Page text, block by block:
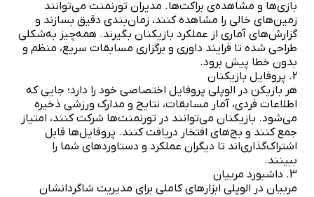
بازی‌ها و مشاهده‌ی براکت‌ها. مدیران تورنمنت می‌توانند
زمین‌های خالی را مشاهده کنند، زمان‌بندی دقیق بسازند و
گزارش‌های آماری از عملکرد بازیکنان بگیرند. همه‌چیز به‌شکلی
طراحی شده تا فرایند داوری و برگزاری مسابقات سریع، منظم و
بدون خطا پیش برود.
2. پروفایل بازیکنان
هر بازیکن در الوپلی پروفایل اختصاصی خود را دارد؛ جایی که
اطلاعات فردی، آمار مسابقات، نتایج و مدارک ورزشی ذخیره
می‌شود. بازیکنان می‌توانند در تورنمنت‌ها شرکت کنند، امتیاز
جمع کنند و بج‌های افتخار دریافت کنند. پروفایل‌ها قابل
اشتراک‌گذاری‌اند تا دیگران عملکرد و دستاوردهای شما را
ببینند.
3. داشبورد مربیان
مربیان در الوپلی ابزارهای کاملی برای مدیریت شاگردانشان